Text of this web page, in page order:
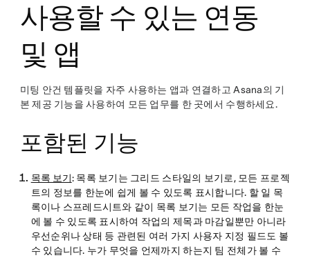
사용할 수 있는 연동
및 앱
미팅 안건 템플릿을 자주 사용하는 앱과 연결하고 Asana의 기
본 제공 기능을 사용하여 모든 업무를 한 곳에서 수행하세요.
포함된 기능
목록 보기: 목록 보기는 그리드 스타일의 보기로, 모든 프로젝
트의 정보를 한눈에 쉽게 볼 수 있도록 표시합니다. 할 일 목
록이나 스프레드시트와 같이 목록 보기는 모든 작업을 한눈
에 볼 수 있도록 표시하여 작업의 제목과 마감일뿐만 아니라
우선순위나 상태 등 관련된 여러 가지 사용자 지정 필드도 볼
수 있습니다. 누가 무엇을 언제까지 하는지 팀 전체가 볼 수